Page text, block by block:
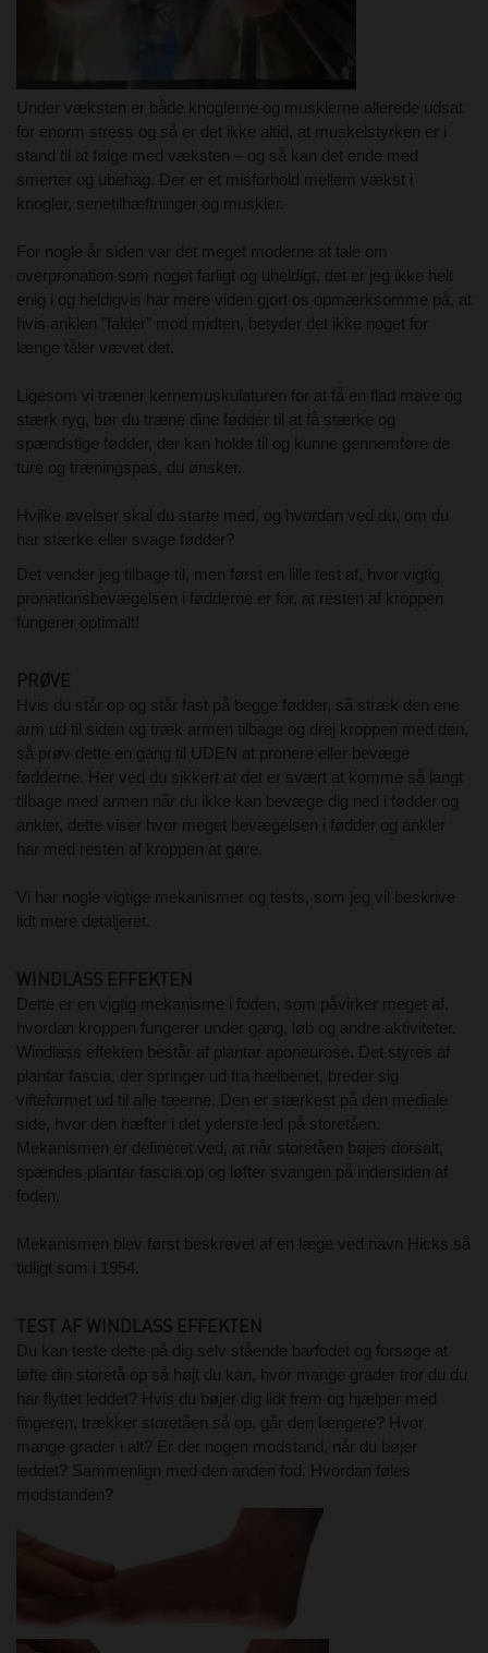
Under væksten er både knoglerne og musklerne allerede udsat
for enorm stress og så er det ikke altid, at muskelstyrken er i
stand til at følge med væksten – og så kan det ende med
smerter og ubehag. Der er et misforhold mellem vækst i
knogler, senetilhæftninger og muskler.
For nogle år siden var det meget moderne at tale om
overpronation som noget farligt og uheldigt, det er jeg ikke helt
enig i og heldigvis har mere viden gjort os opmærksomme på, at
hvis anklen "falder" mod midten, betyder det ikke noget for
længe tåler vævet det.
Ligesom vi træner kernemuskulaturen for at få en flad mave og
stærk ryg, bør du træne dine fødder til at få stærke og
spændstige fødder, der kan holde til og kunne gennemføre de
ture og træningspas, du ønsker.
Hvilke øvelser skal du starte med, og hvordan ved du, om du
har stærke eller svage fødder?
Det vender jeg tilbage til, men først en lille test af, hvor vigtig
pronationsbevægelsen i fødderne er for, at resten af kroppen
fungerer optimalt!
PRØVE
Hvis du står op og står fast på begge fødder, så stræk den ene
arm ud til siden og træk armen tilbage og drej kroppen med den,
så prøv dette en gang til UDEN at pronere eller bevæge
fødderne. Her ved du sikkert at det er svært at komme så langt
tilbage med armen når du ikke kan bevæge dig ned i fødder og
ankler, dette viser hvor meget bevægelsen i fødder og ankler
har med resten af kroppen at gøre.
Vi har nogle vigtige mekanismer og tests, som jeg vil beskrive
lidt mere detaljeret.
WINDLASS EFFEKTEN
Dette er en vigtig mekanisme i foden, som påvirker meget af,
hvordan kroppen fungerer under gang, løb og andre aktiviteter.
Windlass effekten består af plantar aponeurose. Det styres af
plantar fascia, der springer ud fra hælbenet, breder sig
vifteformet ud til alle tæerne. Den er stærkest på den mediale
side, hvor den hæfter i det yderste led på storetåen.
Mekanismen er defineret ved, at når storetåen bøjes dorsalt,
spændes plantar fascia op og løfter svangen på indersiden af
foden.
Mekanismen blev først beskrevet af en læge ved navn Hicks så
tidligt som i 1954.
TEST AF WINDLASS EFFEKTEN
Du kan teste dette på dig selv stående barfodet og forsøge at
løfte din storetå op så højt du kan, hvor mange grader tror du du
har flyttet leddet? Hvis du bøjer dig lidt frem og hjælper med
fingeren, trækker storetåen så op, går den længere? Hvor
mange grader i alt? Er der nogen modstand, når du bøjer
leddet? Sammenlign med den anden fod. Hvordan føles
modstanden?